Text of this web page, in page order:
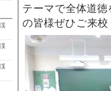
テーマで全体道
の皆様ぜひご来